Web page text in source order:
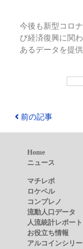
今後も新型コロ
び経済復興に関
あるデータを提
前の記事
Home
ニュース
マチレポ
ロケベル
コンプレノ
流動人口データ
人流統計レポート
お役立ち情報
アルコインシリ